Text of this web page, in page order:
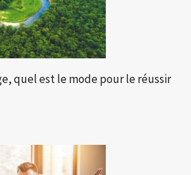
quel est le mode pour le réussir